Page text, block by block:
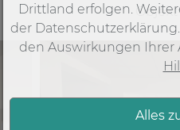
Drittland erfolgen.
der
den Auswirkungen Ihrer